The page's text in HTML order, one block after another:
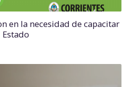
en la necesidad de capacitar